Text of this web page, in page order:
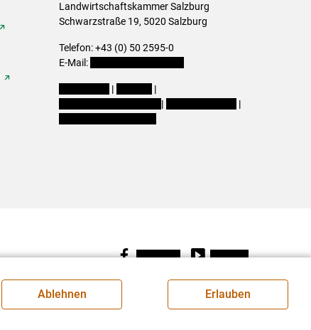
Landwirtschaftskammer Salzburg
Schwarzstraße 19, 5020 Salzburg
Telefon: +43 (0) 50 2595-0
E-Mail:
|
|
|
|
Facebook Youtube
Ablehnen Erlauben